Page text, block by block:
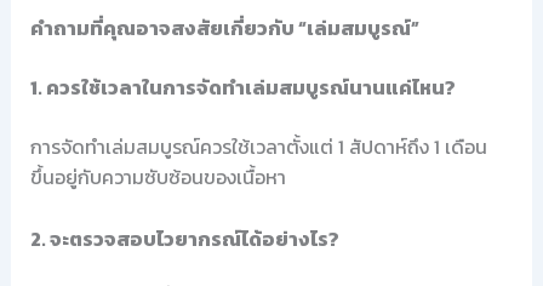
คำถามที่คุณอาจสงสัยเกี่ยวกับ “เล่มสมบูรณ์”
1. ควรใช้เวลาในการจัดทำเล่มสมบูรณ์นานแค่ไหน?
การจัดทำเล่มสมบูรณ์ควรใช้เวลาตั้งแต่ 1 สัปดาห์ถึง 1 เดือน
ขึ้นอยู่กับความซับซ้อนของเนื้อหา
2. จะตรวจสอบไวยากรณ์ได้อย่างไร?